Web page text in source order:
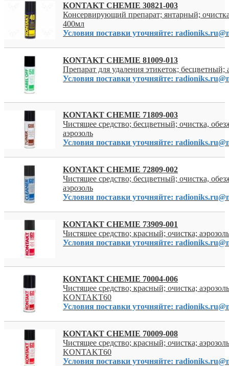
KONTAKT CHEMIE 30821-003
Консервирующий препарат; янтарный;
400мл
Условия поставки уточняйте:
KONTAKT CHEMIE 81009-013
Препарат для удаления этикеток; бесцветный;
Условия поставки уточняйте:
KONTAKT CHEMIE 71809-003
Чистящее средство; бесцветный; очистка,
аэрозоль
Условия поставки уточняйте:
KONTAKT CHEMIE 72809-002
Чистящее средство; бесцветный; очистка,
аэрозоль
Условия поставки уточняйте:
KONTAKT CHEMIE 73909-001
Чистящее средство; красный; очистка;
Условия поставки уточняйте:
KONTAKT CHEMIE 70004-006
Чистящее средство; красный; очистка;
KONTAKT60
Условия поставки уточняйте:
KONTAKT CHEMIE 70009-008
Чистящее средство; красный; очистка;
KONTAKT60
Условия поставки уточняйте: